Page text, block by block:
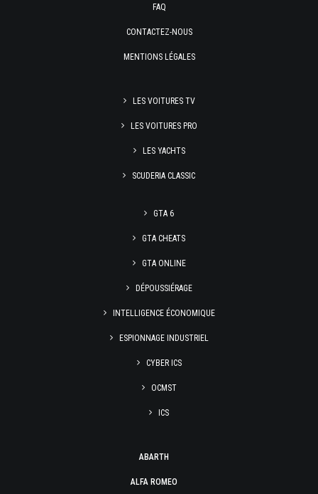
FAQ
CONTACTEZ-NOUS
MENTIONS LÉGALES
LES VOITURES TV
LES VOITURES PRO
LES YACHTS
SCUDERIA CLASSIC
GTA 6
GTA CHEATS
GTA ONLINE
DÉPOUSSIÉRAGE
INTELLIGENCE ÉCONOMIQUE
ESPIONNAGE INDUSTRIEL
CYBER ICS
OCMST
ICS
ABARTH
ALFA ROMEO